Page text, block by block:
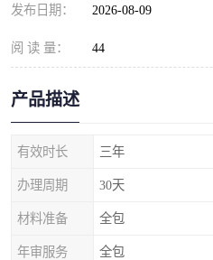
发布日期： 2026-08-09
阅 读 量： 44
产品描述
有效时长 三年
办理周期 30天
材料准备 全包
年审服务 全包